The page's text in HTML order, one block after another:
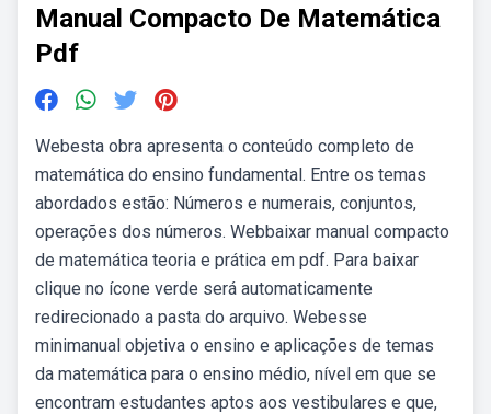
Manual Compacto De Matemática
Pdf
Webesta obra apresenta o conteúdo completo de
matemática do ensino fundamental. Entre os temas
abordados estão: Números e numerais, conjuntos,
operações dos números. Webbaixar manual compacto
de matemática teoria e prática em pdf. Para baixar
clique no ícone verde será automaticamente
redirecionado a pasta do arquivo. Webesse
minimanual objetiva o ensino e aplicações de temas
da matemática para o ensino médio, nível em que se
encontram estudantes aptos aos vestibulares e que,